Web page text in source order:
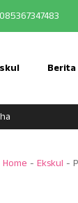
085367347483
Berita
Home - Ekskul -